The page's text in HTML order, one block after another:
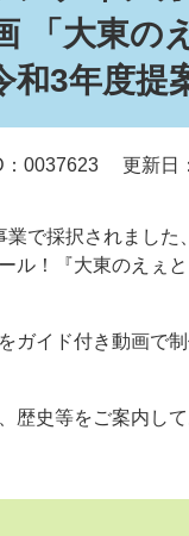
「大東の
3年度提
：0037623 更新日
で採択されまし
ル！『大東のえぇ
ガイド付き動画で
歴史等をご案内し